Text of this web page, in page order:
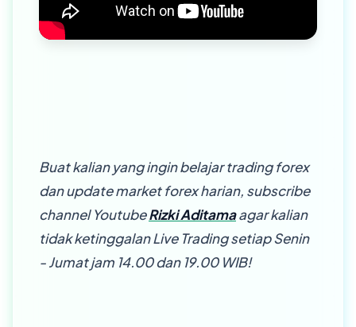
Buat kalian yang ingin belajar trading forex
dan update market forex harian, subscribe
channel YoutubeRizki Aditamaagar kalian
tidak ketinggalan Live Trading setiap Senin
- Jumat jam 14.00 dan 19.00 WIB!